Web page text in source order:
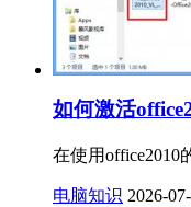
如何激活
在使用office2010
电脑知识 2026-